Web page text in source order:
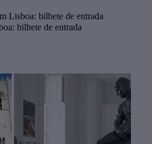
Lisboa: bilhete de entrada
bilhete de entrada